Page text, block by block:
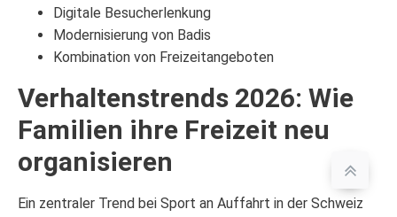
Digitale Besucherlenkung
Modernisierung von Badis
Kombination von Freizeitangeboten
Verhaltenstrends 2026: Wie
Familien ihre Freizeit neu
organisieren
Ein zentraler Trend bei Sport an Auffahrt in der Schweiz